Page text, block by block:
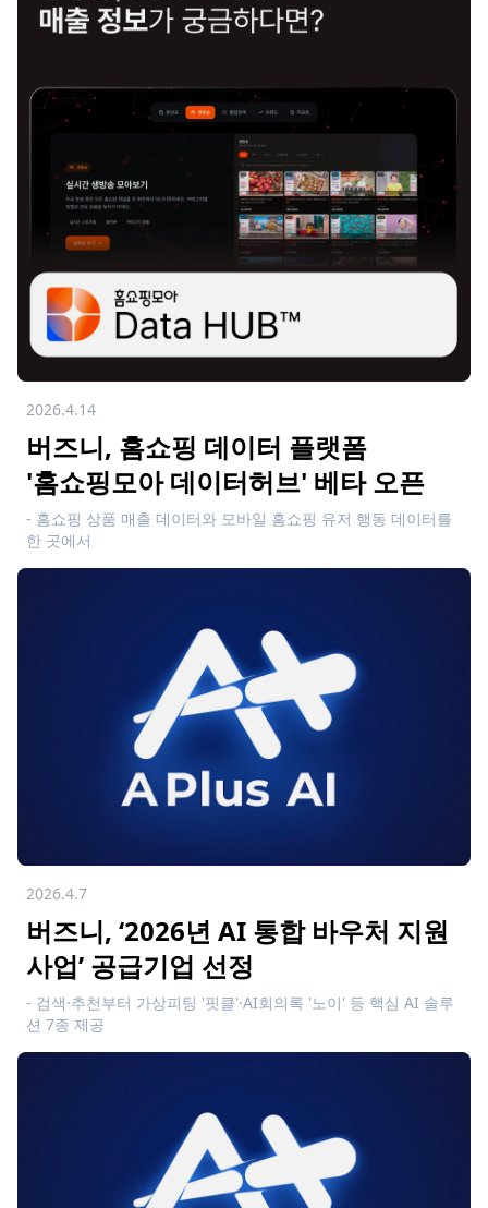
2026.4.14
버즈니, 홈쇼핑 데이터 플랫폼
'홈쇼핑모아 데이터허브' 베타 오픈
- 홈쇼핑 상품 매출 데이터와 모바일 홈쇼핑 유저 행동 데이터를
한 곳에서
2026.4.7
버즈니, ‘2026년 AI 통합 바우처 지원
사업’ 공급기업 선정
- 검색·추천부터 가상피팅 '핏클'·AI회의록 '노이' 등 핵심 AI 솔루
션 7종 제공